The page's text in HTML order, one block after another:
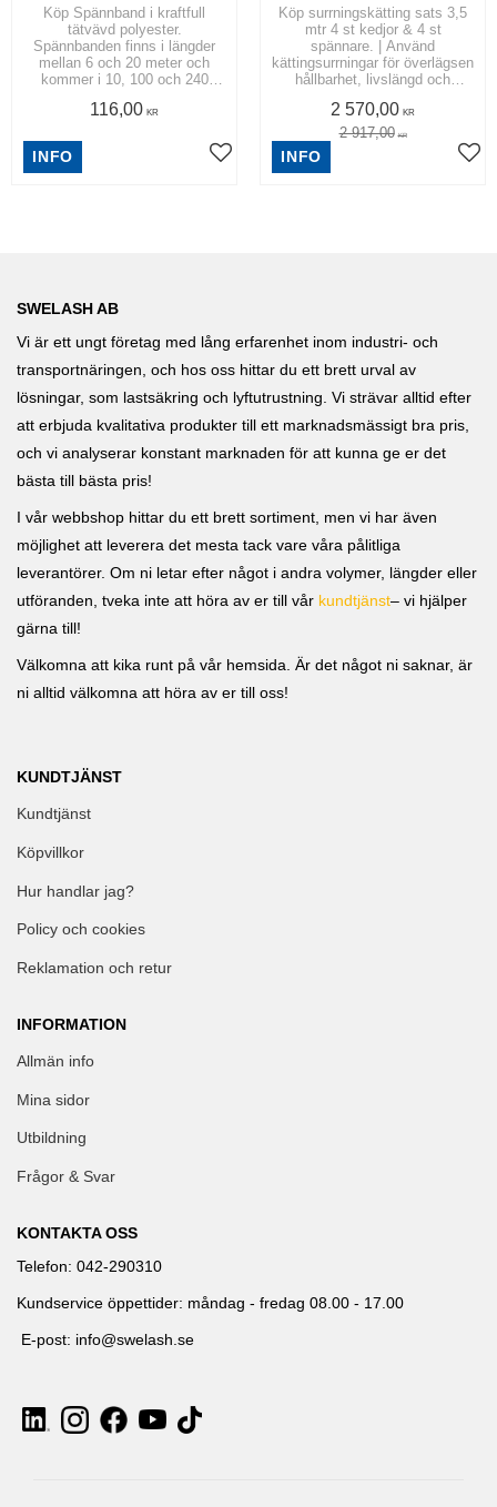
Köp Spännband i kraftfull
tätvävd polyester.
Spännbanden finns i längder
mellan 6 och 20 meter och
kommer i 10, 100 och 240
116,00 KR
INFO
Köp surrningskätting sats 3,5
mtr 4 st kedjor & 4 st
spännare. | Använd
kättingsurrningar för överlägsen
hållbarhet, livslängd och
2 570,00 KR
2 917,00 KR
INFO
SWELASH AB
Vi är ett ungt företag med lång erfarenhet inom industri- och
transportnäringen, och hos oss hittar du ett brett urval av
lösningar, som lastsäkring och lyftutrustning. Vi strävar alltid efter
att erbjuda kvalitativa produkter till ett marknadsmässigt bra pris,
och vi analyserar konstant marknaden för att kunna ge er det
bästa till bästa pris!
I vår webbshop hittar du ett brett sortiment, men vi har även
möjlighet att leverera det mesta tack vare våra pålitliga
leverantörer. Om ni letar efter något i andra volymer, längder eller
utföranden, tveka inte att höra av er till vår kundtjänst– vi hjälper
gärna till!
Välkomna att kika runt på vår hemsida. Är det något ni saknar, är
ni alltid välkomna att höra av er till oss!
KUNDTJÄNST
Kundtjänst
Köpvillkor
Hur handlar jag?
Policy och cookies
Reklamation och retur
INFORMATION
Allmän info
Mina sidor
Utbildning
Frågor & Svar
KONTAKTA OSS
Telefon: 042-290310
Kundservice öppettider: måndag - fredag 08.00 - 17.00
E-post: info@swelash.se